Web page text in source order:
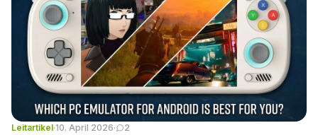
Leitartikel·10. April 2026· 2